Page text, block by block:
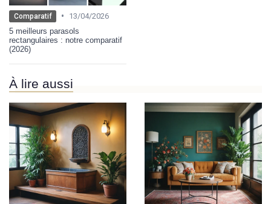
Comparatif •
13/04/2026
5 meilleurs parasols
rectangulaires : notre comparatif
(2026)
À lire aussi